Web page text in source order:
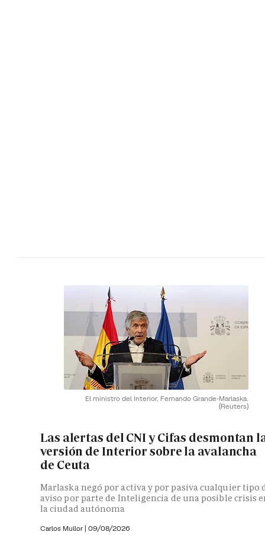
El ministro del Interior, Fernando Grande-Marlaska.
(Reuters)
Las alertas del CNI y Cifas desmontan
versión de Interior sobre la avalancha
de Ceuta
Marlaska negó por activa y por pasiva cualquier tipo
aviso por parte de Inteligencia de una posible crisis
la ciudad autónoma
Carlos Mullor | 09/08/2026